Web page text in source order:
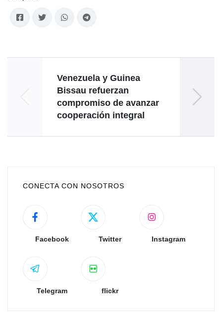
Venezuela y Guinea
Bissau refuerzan
compromiso de avanzar
cooperación integral
CONECTA CON NOSOTROS
Facebook Twitter Instagram
Telegram flickr